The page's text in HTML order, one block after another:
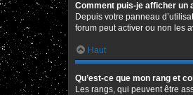
Comment puis-je afficher un
Depuis votre panneau
forum peut activer ou non les
Haut
Qu’est-ce que mon rang et
Les rangs, qui peuvent être